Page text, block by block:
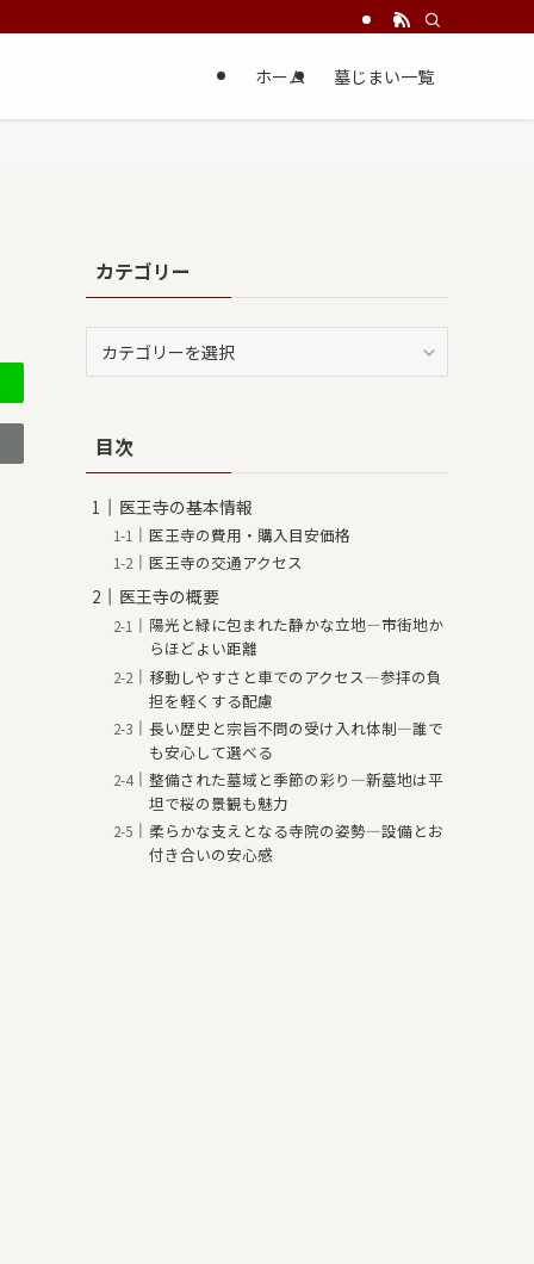
ホーム 墓じまい一覧
カテゴリー
テ
リ目次
医王寺の基本情報
医王寺の費用・購入目安価格
医王寺の交通アクセス
医王寺の概要
陽光と緑に包まれた静かな立地—市街地か
らほどよい距離
移動しやすさと車でのアクセス—参拝の負
担を軽くする配慮
長い歴史と宗旨不問の受け入れ体制—誰で
も安心して選べる
整備された墓域と季節の彩り—新墓地は平
坦で桜の景観も魅力
柔らかな支えとなる寺院の姿勢—設備とお
付き合いの安心感